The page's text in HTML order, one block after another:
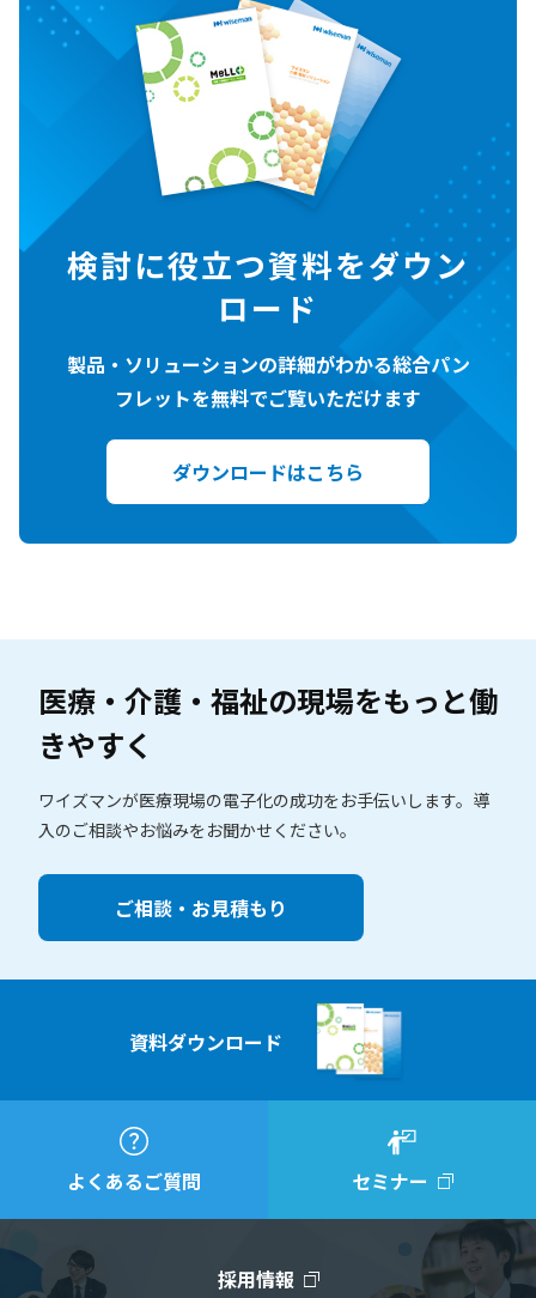
検討に役立つ資料をダウン
ロード
製品・ソリューションの詳細がわかる総合パン
フレットを無料でご覧いただけます
ダウンロードはこちら
医療・介護・福祉の現場をもっと働
きやすく
ワイズマンが医療現場の電子化の成功をお手伝いします。 導
入のご相談やお悩みをお聞かせください。
ご相談・お見積もり
資料ダウンロード
よくあるご質問 セミナー
採用情報